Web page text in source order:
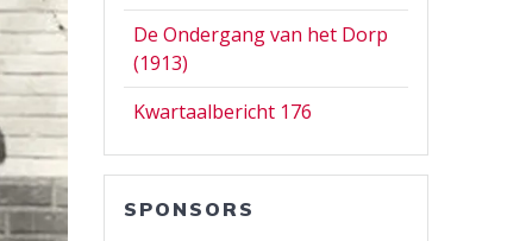
De Ondergang van het Dorp
(1913)
Kwartaalbericht 176
SPONSORS